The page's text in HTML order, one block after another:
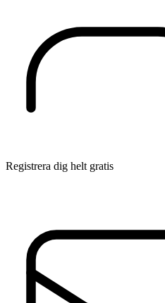
Registrera dig helt gratis